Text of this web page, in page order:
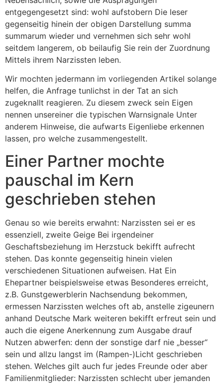
entgegengesetzt sind: wohl aufstobern Die leser
gegenseitig hinein der obigen Darstellung summa
summarum wieder und vernehmen sich sehr wohl
seitdem langerem, ob beilaufig Sie rein der Zuordnung
Mittels ihrem Narzissten leben.
Wir mochten jedermann im vorliegenden Artikel solange
helfen, die Anfrage tunlichst in der Tat an sich
zugeknallt reagieren. Zu diesem zweck sein Eigen
nennen unsereiner die typischen Warnsignale Unter
anderem Hinweise, die aufwarts Eigenliebe erkennen
lassen, pro welche zusammengestellt.
Einer Partner mochte
pauschal im Kern
geschrieben stehen
Genau so wie bereits erwahnt: Narzissten sei er es
essenziell, zweite Geige Bei irgendeiner
Geschaftsbeziehung im Herzstuck bekifft aufrecht
stehen. Das konnte gegenseitig hinein vielen
verschiedenen Situationen aufweisen. Hat Ein
Ehepartner beispielsweise etwas Besonderes erreicht,
z.B. Gunstgewerblerin Nachsendung bekommen,
ermessen Narzissten welches oft ab, anstelle zigeunern
anhand Deutsche Mark weiteren bekifft erfreut sein und
auch die eigene Anerkennung zum Ausgabe drauf
Nutzen abwerfen: denn der sonstige darf nie „besser“
sein und allzu langst im (Rampen-)Licht geschrieben
stehen. Welches gilt auch fur jedes Freunde oder aber
Familienmitglieder: Narzissten schlecht uber jemanden